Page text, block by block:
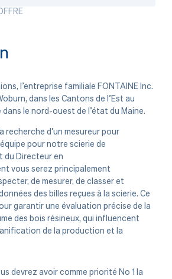
l’entreprise familiale FONTAINE Inc.
dans les Cantons de l’Est au
dans le nord-ouest de l’état du Maine.
recherche d’un mesureur pour
pour notre scierie de
du Directeur en
vous serez principalement
de mesurer, de classer et
des billes reçues à la scierie. Ce
garantir une évaluation précise de la
des bois résineux, qui influencent
de la production et la
devrez avoir comme priorité No 1 la